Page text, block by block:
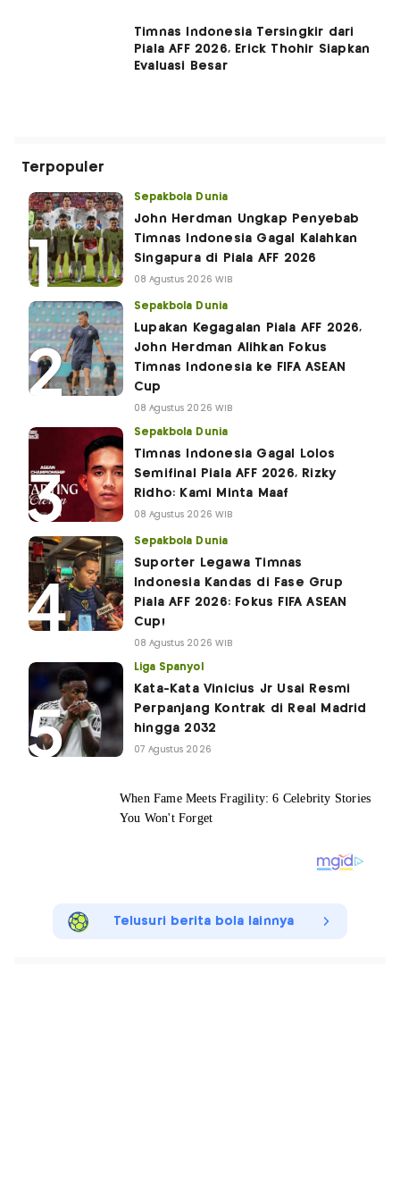
Timnas Indonesia Tersingkir dari
Piala AFF 2026, Erick Thohir Siapkan
Evaluasi Besar
Terpopuler
Sepakbola Dunia
John Herdman Ungkap Penyebab
Timnas Indonesia Gagal Kalahkan
Singapura di Piala AFF 2026
08 Agustus 2026 WIB
Sepakbola Dunia
Lupakan Kegagalan Piala AFF 2026,
John Herdman Alihkan Fokus
Timnas Indonesia ke FIFA ASEAN
Cup
08 Agustus 2026 WIB
Sepakbola Dunia
Timnas Indonesia Gagal Lolos
Semifinal Piala AFF 2026, Rizky
Ridho: Kami Minta Maaf
08 Agustus 2026 WIB
Sepakbola Dunia
Suporter Legawa Timnas
Indonesia Kandas di Fase Grup
Piala AFF 2026: Fokus FIFA ASEAN
Cup!
08 Agustus 2026 WIB
Liga Spanyol
Kata-Kata Vinicius Jr Usai Resmi
Perpanjang Kontrak di Real Madrid
hingga 2032
07 Agustus 2026
Telusuri berita bola lainnya